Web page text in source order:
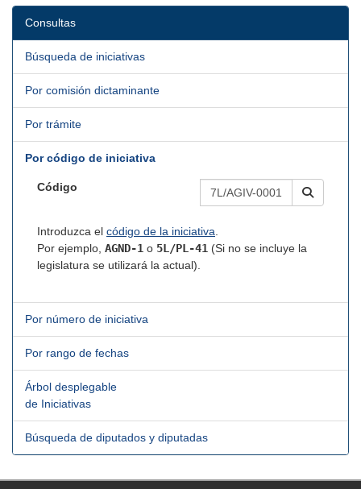
Consultas
Búsqueda de iniciativas
Por comisión dictaminante
Por trámite
Por código de iniciativa
Código
Introduzca el código de la iniciativa.
Por ejemplo, AGND-1 o 5L/PL-41 (Si no se incluye la
legislatura se utilizará la actual).
Por número de iniciativa
Por rango de fechas
Árbol desplegable
de Iniciativas
Búsqueda de diputados y diputadas